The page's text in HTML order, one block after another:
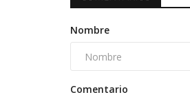
Nombre
Comentario